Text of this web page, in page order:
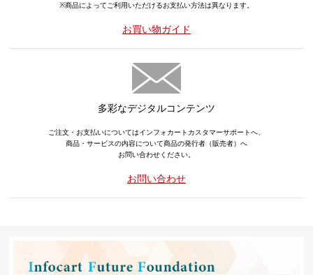
※商品によってご利用いただけるお支払い方法は異なります。
お買い物ガイド
多彩なデジタルコンテンツ
ご注文・お支払いについてはインフォカートカスタマーサポートへ、
商品・サービスの内容について商品の発行者（販売者）へ
お問い合わせください。
お問い合わせ